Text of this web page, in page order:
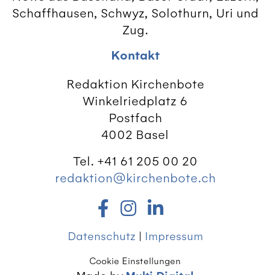
Schaffhausen, Schwyz, Solothurn, Uri und
Zug.
Kontakt
Redaktion Kirchenbote
Winkelriedplatz 6
Postfach
4002 Basel
Tel. +41 61 205 00 20
redaktion@kirchenbote.ch
Datenschutz | Impressum
Cookie Einstellungen